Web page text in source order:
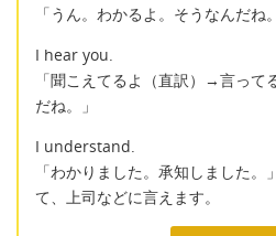
「うん。わかるよ。そうなんだね
I hear you.
「聞こえてるよ（直訳）→言って
だね。」
I understand.
「わかりました。承知しました。
て、上司などに言えます。